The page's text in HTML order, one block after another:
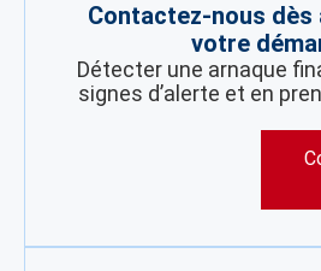
Contactez-nous
votre
Détecter une arnaque
signes d’alerte et en